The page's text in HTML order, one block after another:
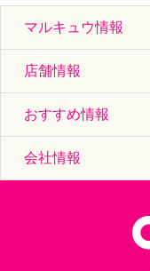
マルキュウ情報
店舗情報
おすすめ情報
会社情報